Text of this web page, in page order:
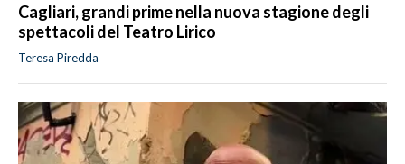
Cagliari, grandi prime nella nuova stagione degli
spettacoli del Teatro Lirico
Teresa Piredda